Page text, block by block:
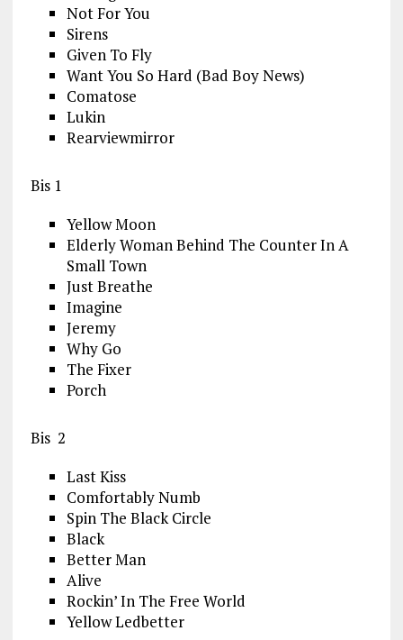
Not For You
Sirens
Given To Fly
Want You So Hard (Bad Boy News)
Comatose
Lukin
Rearviewmirror
Bis 1
Yellow Moon
Elderly Woman Behind The Counter In A
Small Town
Just Breathe
Imagine
Jeremy
Why Go
The Fixer
Porch
Bis 2
Last Kiss
Comfortably Numb
Spin The Black Circle
Black
Better Man
Alive
Rockin’ In The Free World
Yellow Ledbetter